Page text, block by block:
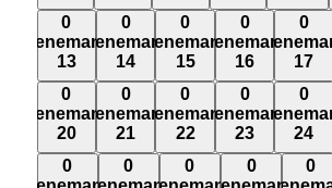
0
evenemang,
13
0
evenemang,
13
0
evenemang,
14
0
evenemang,
14
0
evenemang,
15
0
evenemang,
15
0
evenemang,
16
0
evenemang,
16
0
17
0
17
0
evenemang,
20
0
evenemang,
20
0
evenemang,
21
0
evenemang,
21
0
evenemang,
22
0
evenemang,
22
0
evenemang,
23
0
evenemang,
23
0
24
0
24
0
0
0
0
0
0
0
0
0
0